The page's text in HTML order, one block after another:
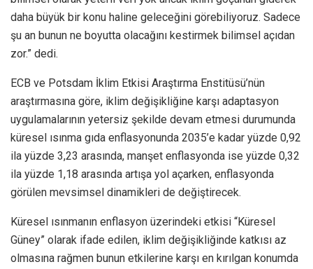
daha büyük bir konu haline geleceğini görebiliyoruz. Sadece
şu an bunun ne boyutta olacağını kestirmek bilimsel açıdan
zor.” dedi.
ECB ve Potsdam İklim Etkisi Araştırma Enstitüsü’nün
araştırmasına göre, iklim değişikliğine karşı adaptasyon
uygulamalarının yetersiz şekilde devam etmesi durumunda
küresel ısınma gıda enflasyonunda 2035’e kadar yüzde 0,92
ila yüzde 3,23 arasında, manşet enflasyonda ise yüzde 0,32
ila yüzde 1,18 arasında artışa yol açarken, enflasyonda
görülen mevsimsel dinamikleri de değiştirecek.
Küresel ısınmanın enflasyon üzerindeki etkisi “Küresel
Güney” olarak ifade edilen, iklim değişikliğinde katkısı az
olmasına rağmen bunun etkilerine karşı en kırılgan konumda